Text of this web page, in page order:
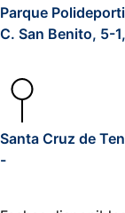
Parque
C. San Benito, 5-1,
Santa Cruz de
-